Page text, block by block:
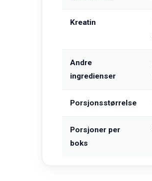
Kreatin
Andre
ingredienser
Porsjonsstørrelse
Porsjoner per
boks